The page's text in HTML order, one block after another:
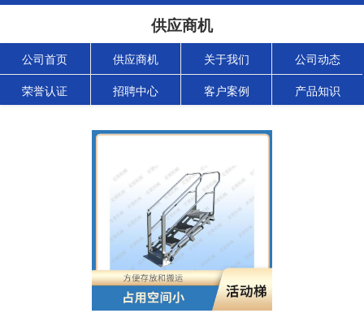
供应商机
公司首页 供应商机 关于我们 公司动态
荣誉认证 招聘中心 客户案例 产品知识